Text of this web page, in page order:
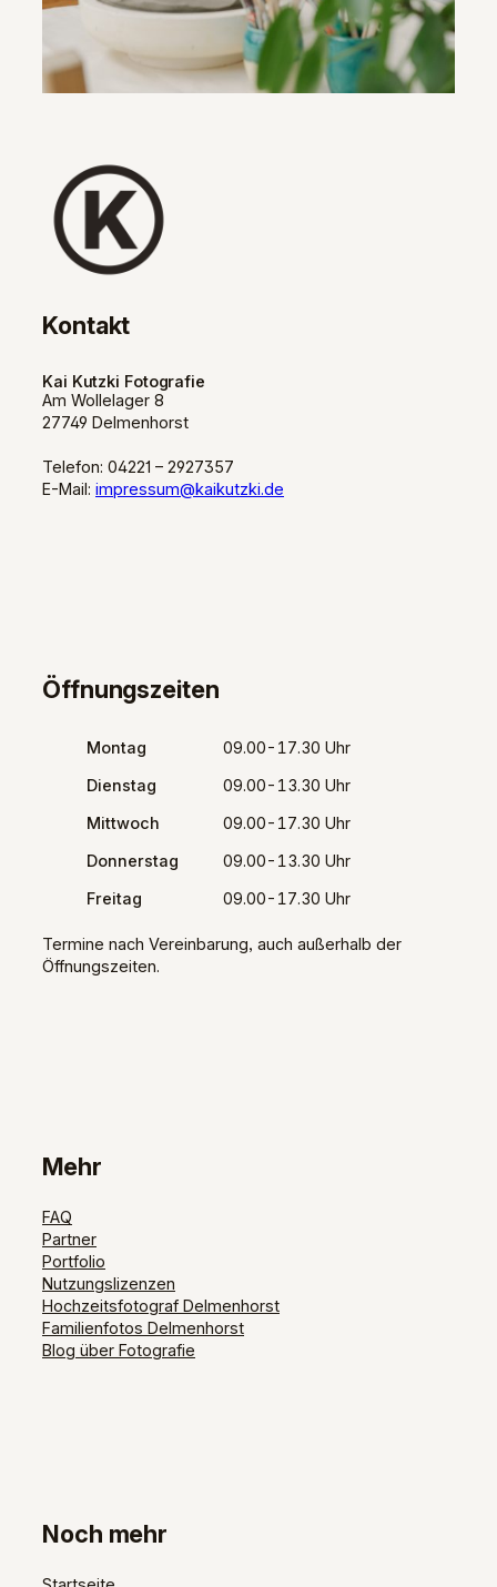
Kontakt
Kai Kutzki Fotografie
Am Wollelager 8
27749 Delmenhorst
Telefon: 04221 – 2927357
E-Mail: impressum@kaikutzki.de
Öffnungszeiten
Montag
09.00-17.30 Uhr
Dienstag
09.00-13.30 Uhr
Mittwoch
09.00-17.30 Uhr
Donnerstag
09.00-13.30 Uhr
Freitag
09.00-17.30 Uhr
Termine nach Vereinbarung, auch außerhalb der
Öffnungszeiten.
Mehr
FAQ
Partner
Portfolio
Nutzungslizenzen
Hochzeitsfotograf Delmenhorst
Familienfotos Delmenhorst
Blog über Fotografie
Noch mehr